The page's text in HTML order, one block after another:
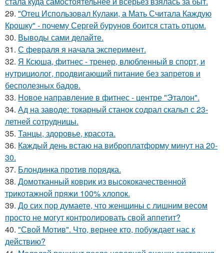
29. "Отец Использовал Кулаки, а Мать Считала Каждую
Крошку" - почему Сергей бурунов боится стать отцом.
30. Выводы сами делайте.
31. С февраля я начала эксперимент.
32. Я Ксюша, фитнес - тренер, влюбленный в спорт, и
нутрициолог, продвигающий питание без запретов и
бесполезных бадов.
33. Новое направление в фитнес - центре "Эталон".
34. Ад на заводе: токарный станок содрал скальп с 23-
летней сотрудницы.
35. Танцы, здоровье, красота.
36. Каждый день встаю на виброплатформу минут на 20-
30.
37. Блондинка против порядка.
38. Домотканный коврик из высококачественной
трикотажной пряжи 100% хлопок.
39. До сих пор думаете, что женщины с лишним весом
просто не могут контролировать свой аппетит?
40. "Свой Мотив". Что, вернее кто, побуждает нас к
действию?